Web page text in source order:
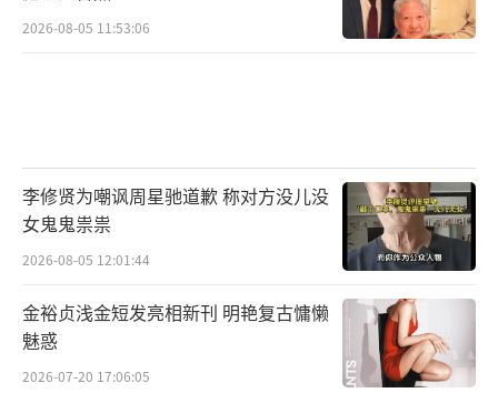
2026-08-05 11:53:06
李修贤为嘲讽周星驰道歉 称对方没儿没
女鬼鬼祟祟
2026-08-05 12:01:44
金裕贞浅金短发亮相新刊 明艳复古慵懒
魅惑
2026-07-20 17:06:05